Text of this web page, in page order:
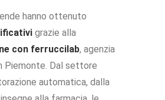
hanno ottenuto
grazie alla
con ferruccilab, agenzia
Piemonte. Dal settore
automatica, dalla